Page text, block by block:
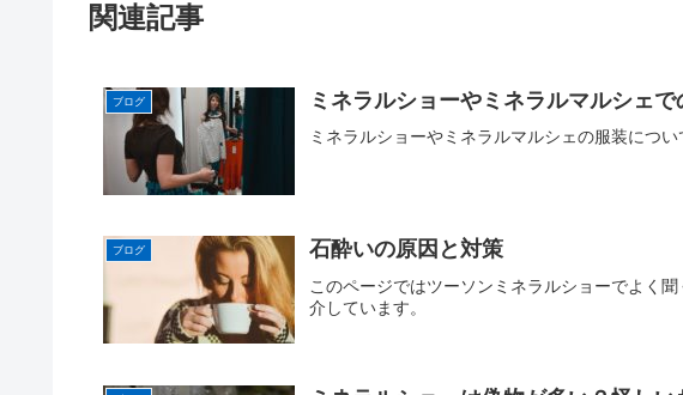
関連記事
ブログ ミネラルショーやミネラルマルシェで
ミネラルショーやミネラルマルシェの服装につ
ブログ 石酔いの原因と対策
このページではツーソンミネラルショーでよく
介しています。